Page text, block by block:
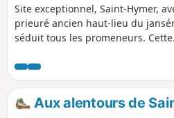
Site exceptionnel, Saint-Hymer,
prieuré ancien haut-lieu du
séduit tous les promeneurs. Cette
verdoyant et boisé, se termine sur
place où se tiennent l'église, le
cimetière, dans lequel repose la
Denis, l'auberge et le lavoir.
Aux alentours de